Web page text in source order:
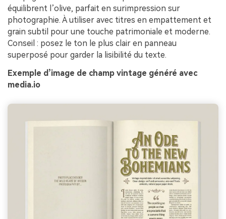
équilibrent l’olive, parfait en surimpression sur
photographie. À utiliser avec titres en empattement et
grain subtil pour une touche patrimoniale et moderne.
Conseil : posez le ton le plus clair en panneau
superposé pour garder la lisibilité du texte.
Exemple d’image de champ vintage généré avec
media.io